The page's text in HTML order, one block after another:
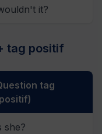
it?
tag positif
tag
she?